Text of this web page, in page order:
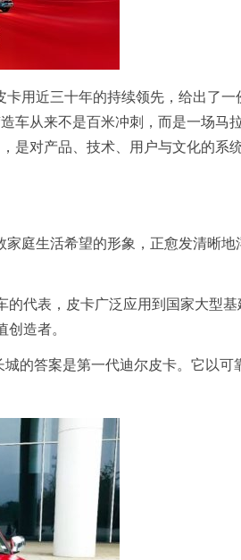
卡用近三十年的持续领先，给出了一
车从来不是百米冲刺，而是一场马
是对产品、技术、用户与文化的系
庭生活希望的形象，正愈发清晰地
代表，皮卡广泛应用到国家大型基
造者。
城的答案是第一代迪尔皮卡。它以可